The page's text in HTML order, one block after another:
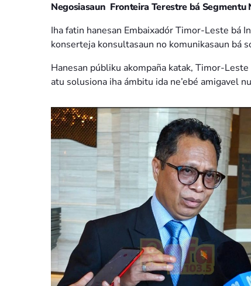
Negosiasaun Fronteira Terestre bá Segmentu
Iha fatin hanesan Embaixadór Timor-Leste bá
konserteja konsultasaun no komunikasaun bá
Hanesan públiku akompaña katak, Timor-
atu solusiona iha ámbitu ida ne’ebé amigavel